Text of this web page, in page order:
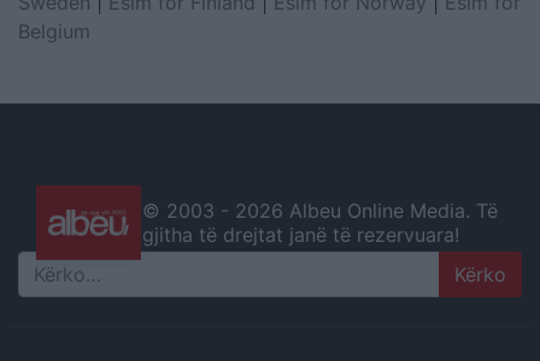
Belgium
© 2003 - 2026 Albeu Online Media. Të
gjitha të drejtat janë të rezervuara!
Search